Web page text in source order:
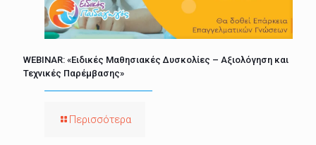
WEBINAR: «Ειδικές Μαθησιακές Δυσκολίες – Αξιολόγηση και
Τεχνικές Παρέμβασης»
Περισσότερα